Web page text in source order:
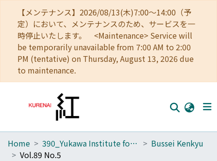
【メンテナンス】2026/08/13(木)7:00～14:00（予
定）において、メンテナンスのため、サービスを一
時停止いたします。 <Maintenance> Service will
be temporarily unavailable from 7:00 AM to 2:00
PM (tentative) on Thursday, August 13, 2026 due
to maintenance.
Home
Home 390_Yukawa Institute for Theoretical Physics
Bussei Kenkyu
Vol.89 No.5